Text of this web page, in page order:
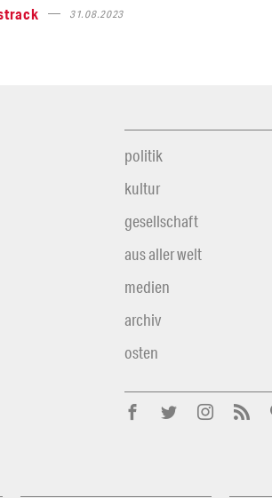
31.08.2023
politik
kultur
gesellschaft
aus aller welt
medien
archiv
osten